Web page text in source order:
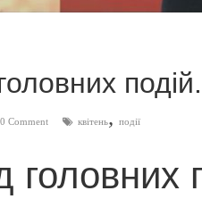
0 Comment квітень, події
головних